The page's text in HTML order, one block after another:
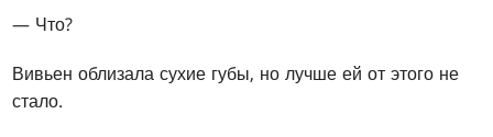
— Что?
Вивьен облизала сухие губы, но лучше ей от этого не
стало.